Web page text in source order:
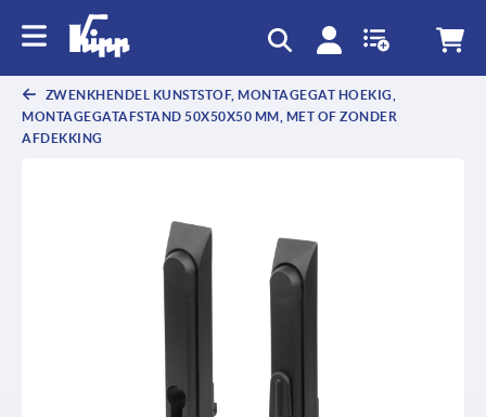
ZWENKHENDEL KUNSTSTOF, MONTAGEGAT HOEKIG,
MONTAGEGATAFSTAND 50X50X50 MM, MET OF ZONDER
AFDEKKING